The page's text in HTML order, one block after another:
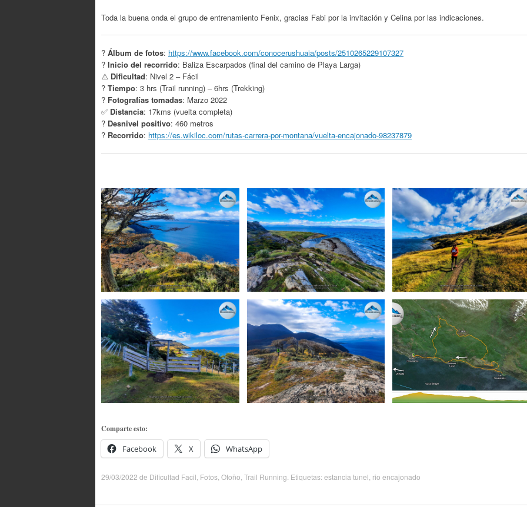
Toda la buena onda el grupo de entrenamiento Fenix, gracias Fabi por la invitación y Celina por las indicaciones.
? Álbum de fotos: https://www.facebook.com/conocerushuaia/posts/2510265229107327
? Inicio del recorrido: Baliza Escarpados (final del camino de Playa Larga)
⚠️ Dificultad: Nivel 2 – Fácil
? Tiempo: 3 hrs (Trail running) – 6hrs (Trekking)
? Fotografías tomadas: Marzo 2022
✅ Distancia: 17kms (vuelta completa)
? Desnivel positivo: 460 metros
? Recorrido: https://es.wikiloc.com/rutas-carrera-por-montana/vuelta-encajonado-98237879
Comparte esto:
Facebook X WhatsApp
29/03/2022 de Dificultad Facil Fotos Otoño Trail Running . Etiquetas:estancia tunel rio encajonado